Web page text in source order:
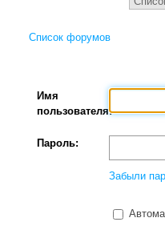
Список форумов
Имя
пользователя:
Пароль:
Забыли